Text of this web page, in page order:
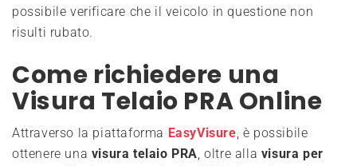
possibile verificare che il veicolo in questione non
risulti rubato.
Come richiedere una
Visura Telaio PRA Online
Attraverso la piattaforma EasyVisure, è possibile
ottenere una visura telaio PRA, oltre alla visura per